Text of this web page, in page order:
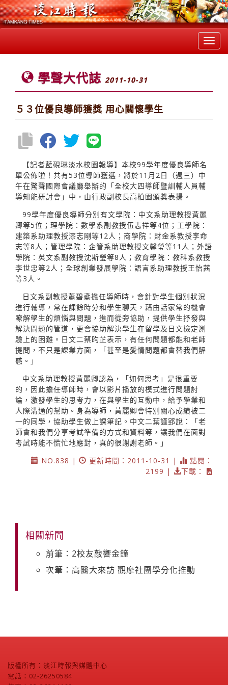
學聲大代誌 2011-10-31
５３位優良導師獲獎 用心關懷學生
【記者藍硯琳淡水校園報導】本校99學年度優良導師名
單公佈啦！共有53位導師獲選，將於11月2日（週三）中
午在驚聲國際會議廳舉辦的「全校大四導師暨訓輔人員輔
導知能研討會」中，由行政副校長高柏園頒獎表揚。
99學年度優良導師分別有文學院：中文系助理教授黃麗
卿等5位；理學院：數學系副教授伍志祥等4位；工學院：
建築系助理教授漆志剛等12人；商學院：財金系教授李命
志等8人；管理學院：企管系助理教授文馨瑩等11人；外語
學院：英文系副教授沈斯瑩等8人；教育學院：教科系教授
李世忠等2人；全球創業發展學院：語言系助理教授王怡茜
等3人。
日文系副教授蕭碧盞擔任導師時，會針對學生個別狀況
進行輔導，常在課餘時分和學生聊天，藉由話家常的機會
瞭解學生的煩惱與問題，進而從旁協助，提供學生抒發與
解決問題的管道，更會協助解決學生在留學及日文檢定測
驗上的困難。日文二蔡昀芷表示，有任何問題都能和老師
提問，不只是課業方面，「甚至是愛情問題都會替我們解
惑。」
中文系助理教授黃麗卿認為，「如何思考」是很重要
的，因此擔任導師時，會以影片播放的模式進行問題討
論，激發學生的思考力，在與學生的互動中，給予學業和
人際溝通的幫助。身為導師，黃麗卿會特別關心成績被二
一的同學，協助學生做上課筆記。中文二葉謹郢說：「老
師會和我們分享考試準備的方式和資料等，讓我們在面對
考試時能不慌忙地應對，真的很謝謝老師。」
NO.838 |
更新時間：2011-10-31 |
點閱：
2199 |
下載：
相關新聞
前筆：2校友敲響金鐘
次筆：高醫大來訪 觀摩社團學分化推動
版權所有：淡江時報與媒體中心
電話：02-26250584